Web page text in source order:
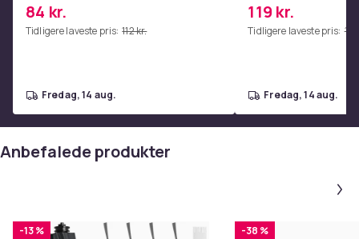
Red
84 kr.
Tidligere laveste pris: 112 kr.
fredag, 14 aug.
119 kr.
Tidligere laveste pris:
fredag, 14 aug.
Anbefalede produkter
-13 % -38 %